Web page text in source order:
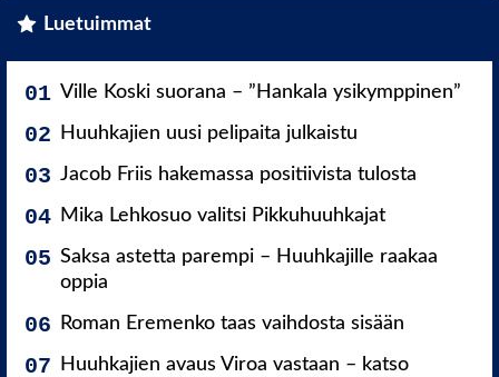
Luetuimmat
Ville Koski suorana – ”Hankala ysikymppinen”
Huuhkajien uusi pelipaita julkaistu
Jacob Friis hakemassa positiivista tulosta
Mika Lehkosuo valitsi Pikkuhuuhkajat
Saksa astetta parempi – Huuhkajille raakaa
oppia
Roman Eremenko taas vaihdosta sisään
Huuhkajien avaus Viroa vastaan – katso